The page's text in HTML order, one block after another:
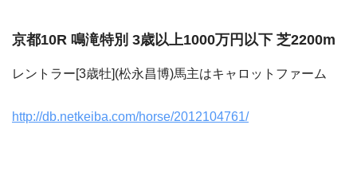
京都10R 鳴滝特別 3歳以上1000万円以下 芝2200m
レントラー[3歳牡](松永昌博)馬主はキャロットファーム
http://db.netkeiba.com/horse/2012104761/